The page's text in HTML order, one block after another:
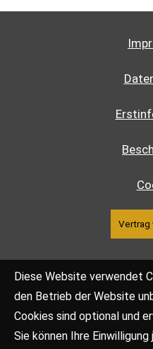
Vertrag
Diese Website verwendet
den Betrieb der Website
Cookies sind optional und
Sie können Ihre